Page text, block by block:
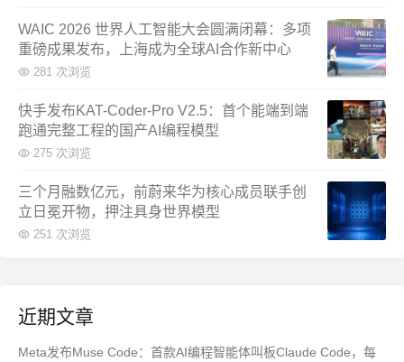
WAIC 2026 世界人工智能大会圆满闭幕：多项
重磅成果发布，上海成为全球AI合作新中心
281 次浏览
快手发布KAT-Coder-Pro V2.5：首个能端到端
跑通完整工程的国产AI编程模型
275 次浏览
三个月融数亿元，前蔚来华为核心成员联手创
立日冕开物，押注具身世界模型
251 次浏览
近期文章
Meta发布Muse Code：首款AI编程智能体叫板Claude Code，每